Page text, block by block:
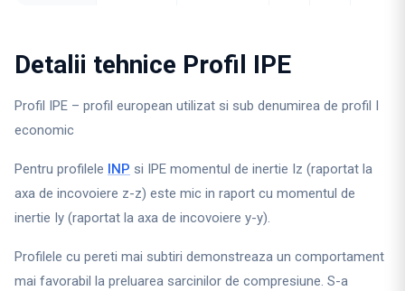
Detalii tehnice Profil IPE
Profil IPE – profil european utilizat si sub denumirea de profil I
economic
Pentru profilele INP si IPE momentul de inertie Iz (raportat la
axa de incovoiere z-z) este mic in raport cu momentul de
inertie Iy (raportat la axa de incovoiere y-y).
Profilele cu pereti mai subtiri demonstreaza un comportament
mai favorabil la preluarea sarcinilor de compresiune. S-a